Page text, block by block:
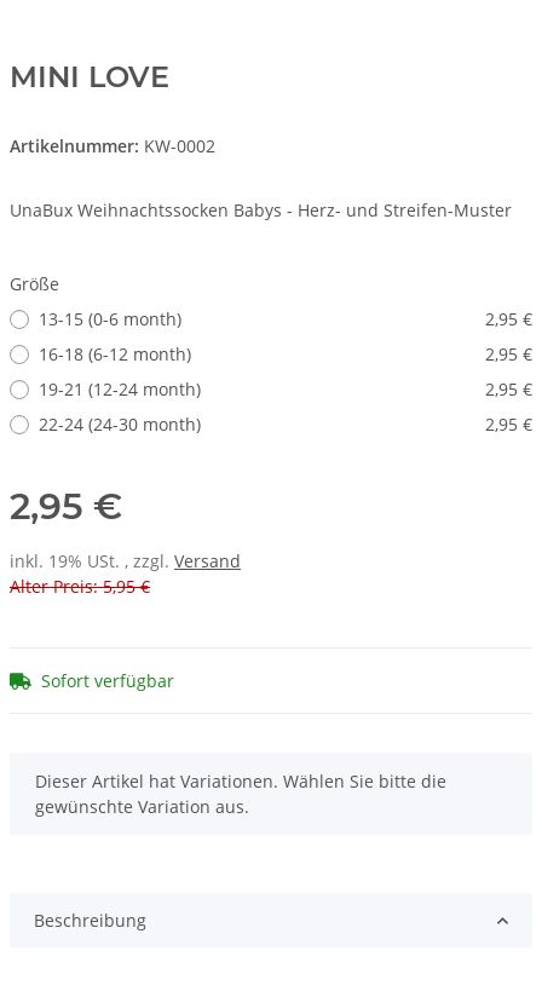
MINI LOVE
Artikelnummer: KW-0002
UnaBux Weihnachtssocken Babys - Herz- und Streifen-Muster
Größe
13-15 (0-6 month)
2,95 €
16-18 (6-12 month)
2,95 €
19-21 (12-24 month)
2,95 €
22-24 (24-30 month)
2,95 €
2,95 €
inkl. 19% USt. , zzgl. Versand
Alter Preis: 5,95 €
Sofort verfügbar
x
Dieser Artikel hat Variationen. Wählen Sie bitte die
gewünschte Variation aus.
Beschreibung